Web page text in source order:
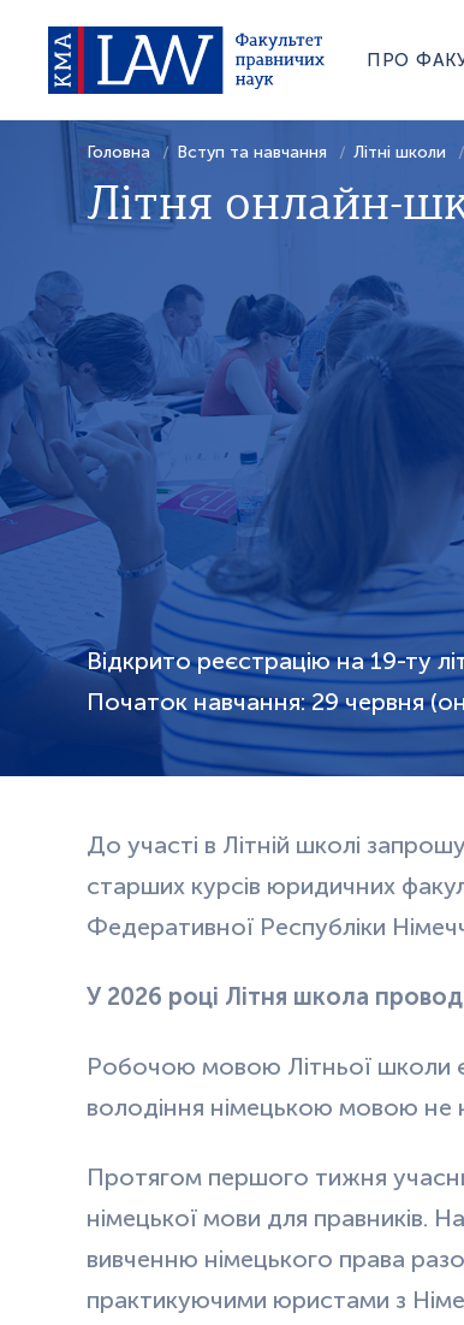
ПРО
Головна Вступ та навчання Літні школи
Літня онлайн-
Відкрито реєстрацію на 19-ту
Початок навчання: 29 червня
До участі в Літній школі
старших курсів юридичних
Федеративної Республіки
У 2026 році Літня школа
Робочою мовою Літньої школи є
володіння німецькою мовою не
Протягом першого тижня
німецької мови для правників.
вивченню німецького права
практикуючими юристами з